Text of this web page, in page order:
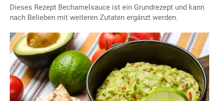
Dieses Rezept Bechamelsauce ist ein Grundrezept und kann
nach Belieben mit weiteren Zutaten ergänzt werden.